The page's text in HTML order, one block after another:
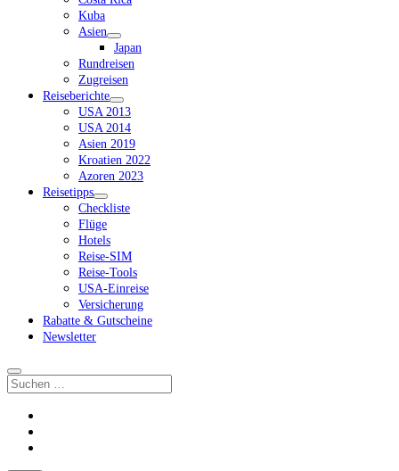
Kuba
Asien
Dropdown-
Menü
öffnen
Japan
Rundreisen
Zugreisen
Reiseberichte
Dropdown-
Menü
öffnen
USA 2013
USA 2014
Asien 2019
Kroatien 2022
Azoren 2023
Reisetipps
Dropdown-
Menü
öffnen
Checkliste
Flüge
Hotels
Reise-SIM
Reise-Tools
USA-Einreise
Versicherung
Rabatte & Gutscheine
Newsletter
Suchen